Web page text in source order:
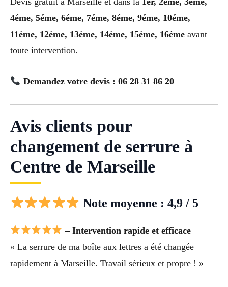
4éme, 5éme, 6éme, 7éme, 8éme, 9éme, 10éme,
11éme, 12éme, 13éme, 14éme, 15éme, 16éme avant
toute intervention.
Demandez votre devis : 06 28 31 86 20
Avis clients pour
changement de serrure à
Centre de Marseille
Note moyenne : 4,9 / 5
– Intervention rapide et efficace
« La serrure de ma boîte aux lettres a été changée
rapidement à Marseille. Travail sérieux et propre ! »